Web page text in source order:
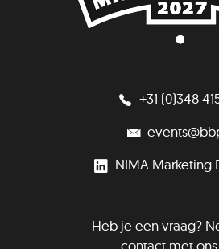
+31 (0)348
NIMA Marketing
Heb je een vraag?
contact met ons